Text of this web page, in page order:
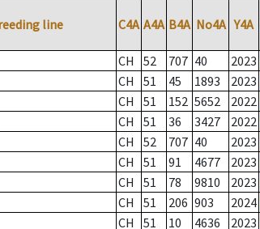
line C4A A4A B4A No4A Y4A
CH 52 707 40 2023
CH 51 45 1893 2023
CH 51 152 5652 2022
CH 51 36 3427 2022
CH 52 707 40 2023
CH 51 91 4677 2023
CH 51 78 9810 2023
CH 51 206 903 2024
CH 51 10 4636 2023